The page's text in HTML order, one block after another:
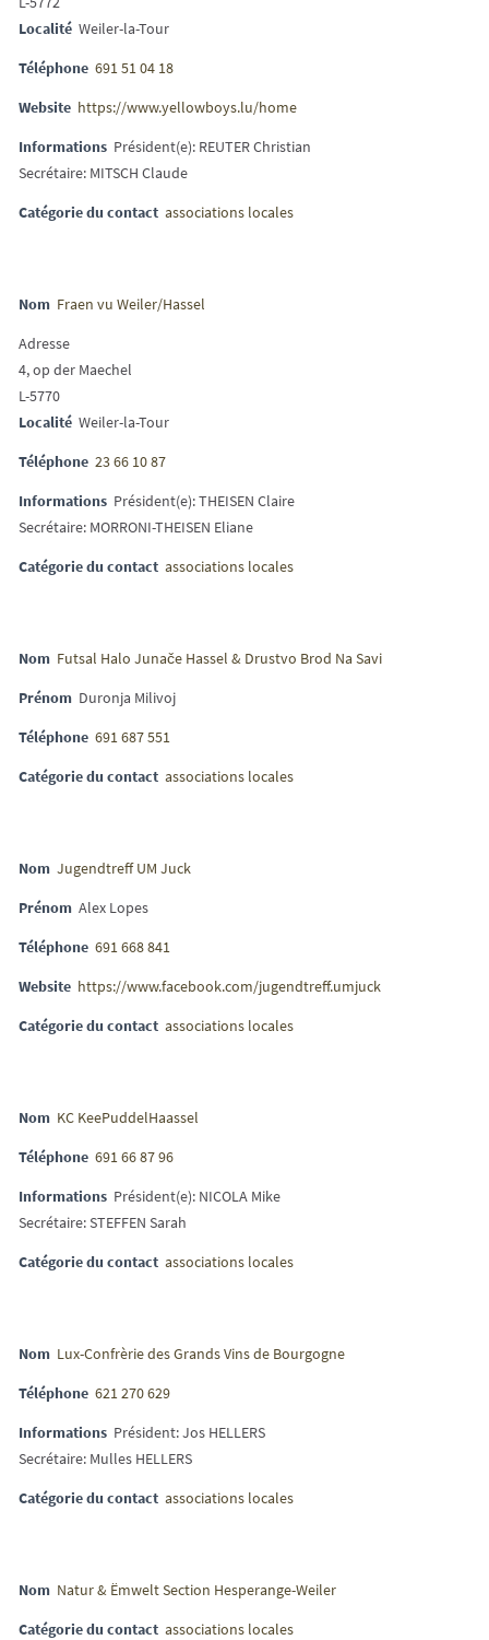
Localité Weiler-la-Tour
Téléphone 691 51 04 18
Website https://www.yellowboys.lu/home
Informations Président(e): REUTER Christian
Secrétaire: MITSCH Claude
Catégorie du contact associations locales
Nom Fraen vu Weiler/Hassel
Adresse
4, op der Maechel
L-5770
Localité Weiler-la-Tour
Téléphone 23 66 10 87
Informations Président(e): THEISEN Claire
Secrétaire: MORRONI-THEISEN Eliane
Catégorie du contact associations locales
Nom Futsal Halo Junače Hassel & Drustvo Brod Na Savi
Prénom Duronja Milivoj
Téléphone 691 687 551
Catégorie du contact associations locales
Nom Jugendtreff UM Juck
Prénom Alex Lopes
Téléphone 691 668 841
Website https://www.facebook.com/jugendtreff.umjuck
Catégorie du contact associations locales
Nom KC KeePuddelHaassel
Téléphone 691 66 87 96
Informations Président(e): NICOLA Mike
Secrétaire: STEFFEN Sarah
Catégorie du contact associations locales
Nom Lux-Confrèrie des Grands Vins de Bourgogne
Téléphone 621 270 629
Informations Président: Jos HELLERS
Secrétaire: Mulles HELLERS
Catégorie du contact associations locales
Nom Natur & Ëmwelt Section Hesperange-Weiler
Catégorie du contact associations locales